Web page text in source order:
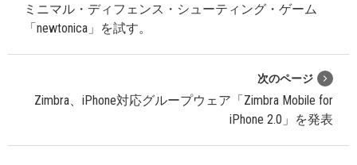
ミニマル・ディフェンス・シューティング・ゲーム
「newtonica」を試す。
次のページ
Zimbra、iPhone対応グループウェア「Zimbra Mobile for
iPhone 2.0」を発表